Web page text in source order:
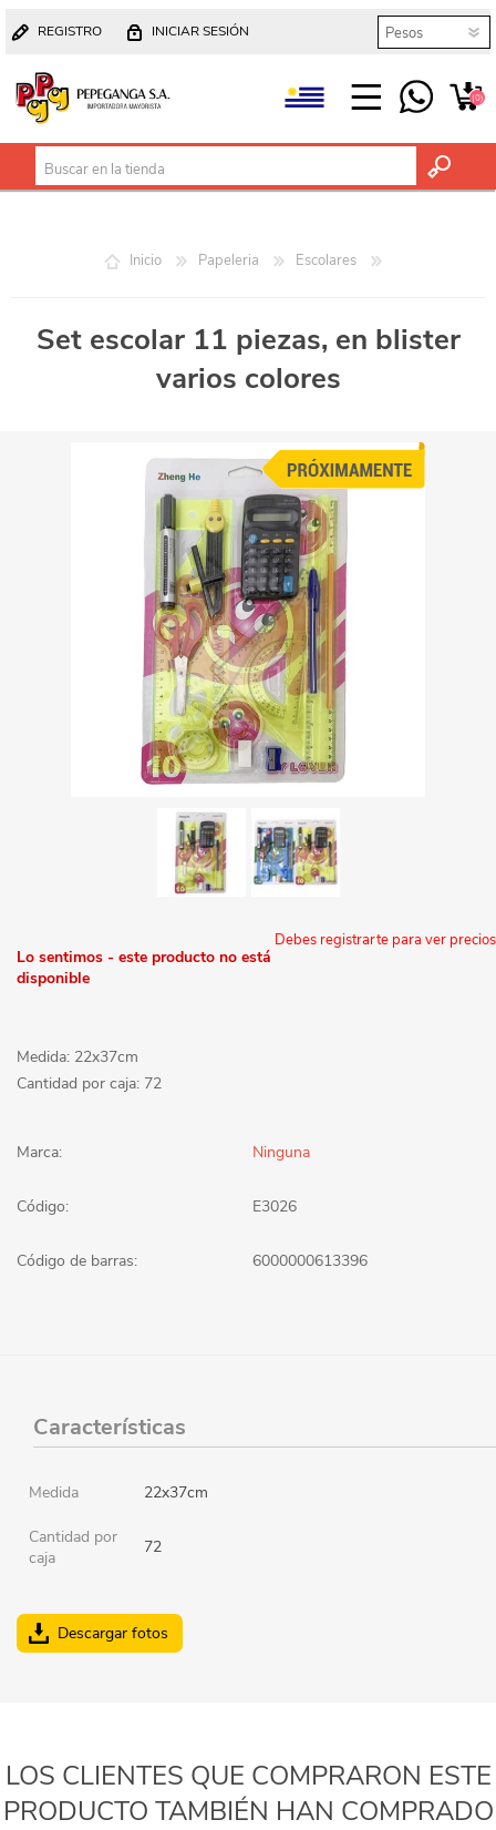
REGISTRO INICIAR SESIÓN
(0)
Inicio Papeleria Escolares
Set escolar 11 piezas, en blister
varios colores
Debes registrarte para ver precios
Lo sentimos - este producto no está
disponible
Medida: 22x37cm
Cantidad por caja: 72
Marca: Ninguna
Código: E3026
Código de barras: 6000000613396
Características
Medida 22x37cm
Cantidad por
caja
72
Descargar fotos
LOS CLIENTES QUE COMPRARON ESTE
PRODUCTO TAMBIÉN HAN COMPRADO